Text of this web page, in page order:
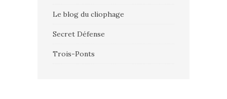
Le blog du cliophage
Secret Défense
Trois-Ponts